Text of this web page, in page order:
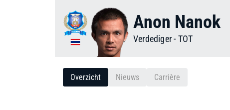
Anon Nanok
Verdediger- TOT
Overzicht Nieuws Carrière